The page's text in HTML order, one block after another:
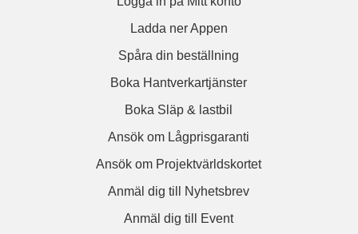
Ladda ner Appen
Spåra din beställning
Boka Hantverkartjänster
Boka Släp & lastbil
Ansök om Lågprisgaranti
Ansök om Projektvärldskortet
Anmäl dig till Nyhetsbrev
Anmäl dig till Event